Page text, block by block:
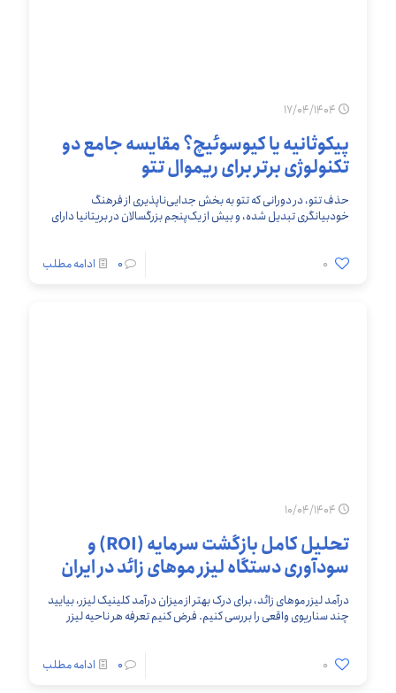
17/04/1404
پیکوثانیه یا کیوسوئیچ؟ مقایسه جامع دو
تکنولوژی برتر برای ریموال تتو
حذف تتو، در دورانی که تتو به بخش جدایی‌ناپذیری از فرهنگ
خودبیانگری تبدیل شده، و بیش از یک‌پنجم بزرگسالان در بریتانیا دارای
0
0 ادامه مطلب
10/04/1404
تحلیل کامل بازگشت سرمایه (ROI) و
سودآوری دستگاه لیزر موهای زائد در ایران
درآمد لیزر موهای زائد، برای درک بهتر از میزان درآمد کلینیک لیزر، بیایید
چند سناریوی واقعی را بررسی کنیم. فرض کنیم تعرفه هر ناحیه لیزر
0
0 ادامه مطلب